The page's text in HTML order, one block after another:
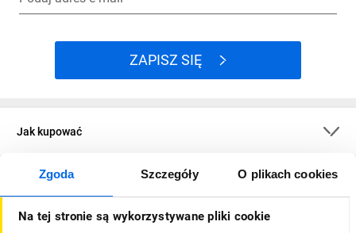
Zgoda Szczegóły O plikach cookies
Na tej stronie są wykorzystywane pliki cookie
ZAPISZ SIĘ
Jak kupować
O firmie